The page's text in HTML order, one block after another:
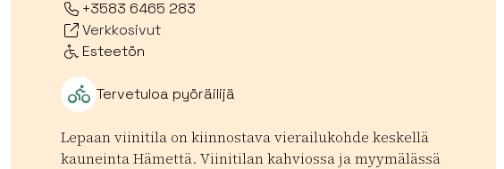
+3583 6465 283
Verkkosivut
Esteetön
Tervetuloa pyöräilijä
Lepaan viinitila on kiinnostava vierailukohde keskellä
kauneinta Hämettä. Viinitilan kahviossa ja myymälässä